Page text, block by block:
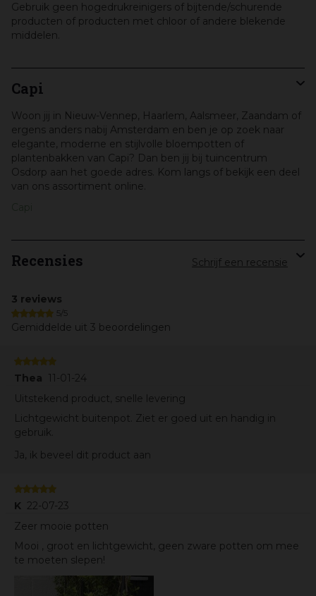
Gebruik geen hogedrukreinigers of bijtende/schurende
producten of producten met chloor of andere blekende
middelen.
Capi
Woon jij in Nieuw-Vennep, Haarlem, Aalsmeer, Zaandam of
ergens anders nabij Amsterdam en ben je op zoek naar
elegante, moderne en stijlvolle bloempotten of
plantenbakken van Capi? Dan ben jij bij tuincentrum
Osdorp aan het goede adres. Kom langs of bekijk een deel
van ons assortiment online.
Recensies Schrijf een recensie
3 reviews
5/5
Gemiddelde uit 3 beoordelingen
Thea 11-01-24
Uitstekend product, snelle levering
Lichtgewicht buitenpot. Ziet er goed uit en handig in
gebruik.
Ja, ik beveel dit product aan
K 22-07-23
Zeer mooie potten
Mooi , groot en lichtgewicht, geen zware potten om mee
te moeten slepen!